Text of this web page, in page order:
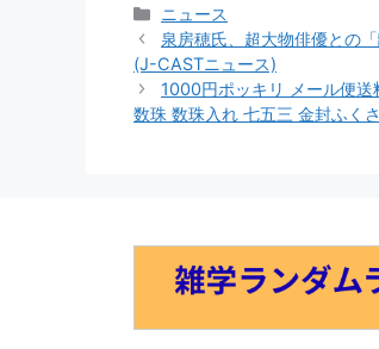
カ
テ
ゴ
リ
ー
ニュース
泉房穂氏、超大物俳優との
(J-CASTニュース)
1000円ポッキリ メール便送
数珠 数珠入れ 七五三 金封ふく